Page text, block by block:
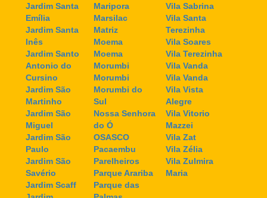
Jardim Santa
Emília
Jardim Santa
Inês
Jardim Santo
Antonio do
Cursino
Jardim São
Martinho
Jardim São
Miguel
Jardim São
Paulo
Jardim São
Savério
Jardim Scaff
Maripora
Marsilac
Matriz
Moema
Moema
Morumbi
Morumbi
Morumbi do
Sul
Nossa Senhora
do Ó
OSASCO
Pacaembu
Parelheiros
Parque Arariba
Parque das
Vila Sabrina
Vila Santa
Terezinha
Vila Soares
Vila Terezinha
Vila Vanda
Vila Vanda
Vila Vista
Alegre
Vila Vitorio
Mazzei
Vila Zat
Vila Zélia
Vila Zulmira
Maria